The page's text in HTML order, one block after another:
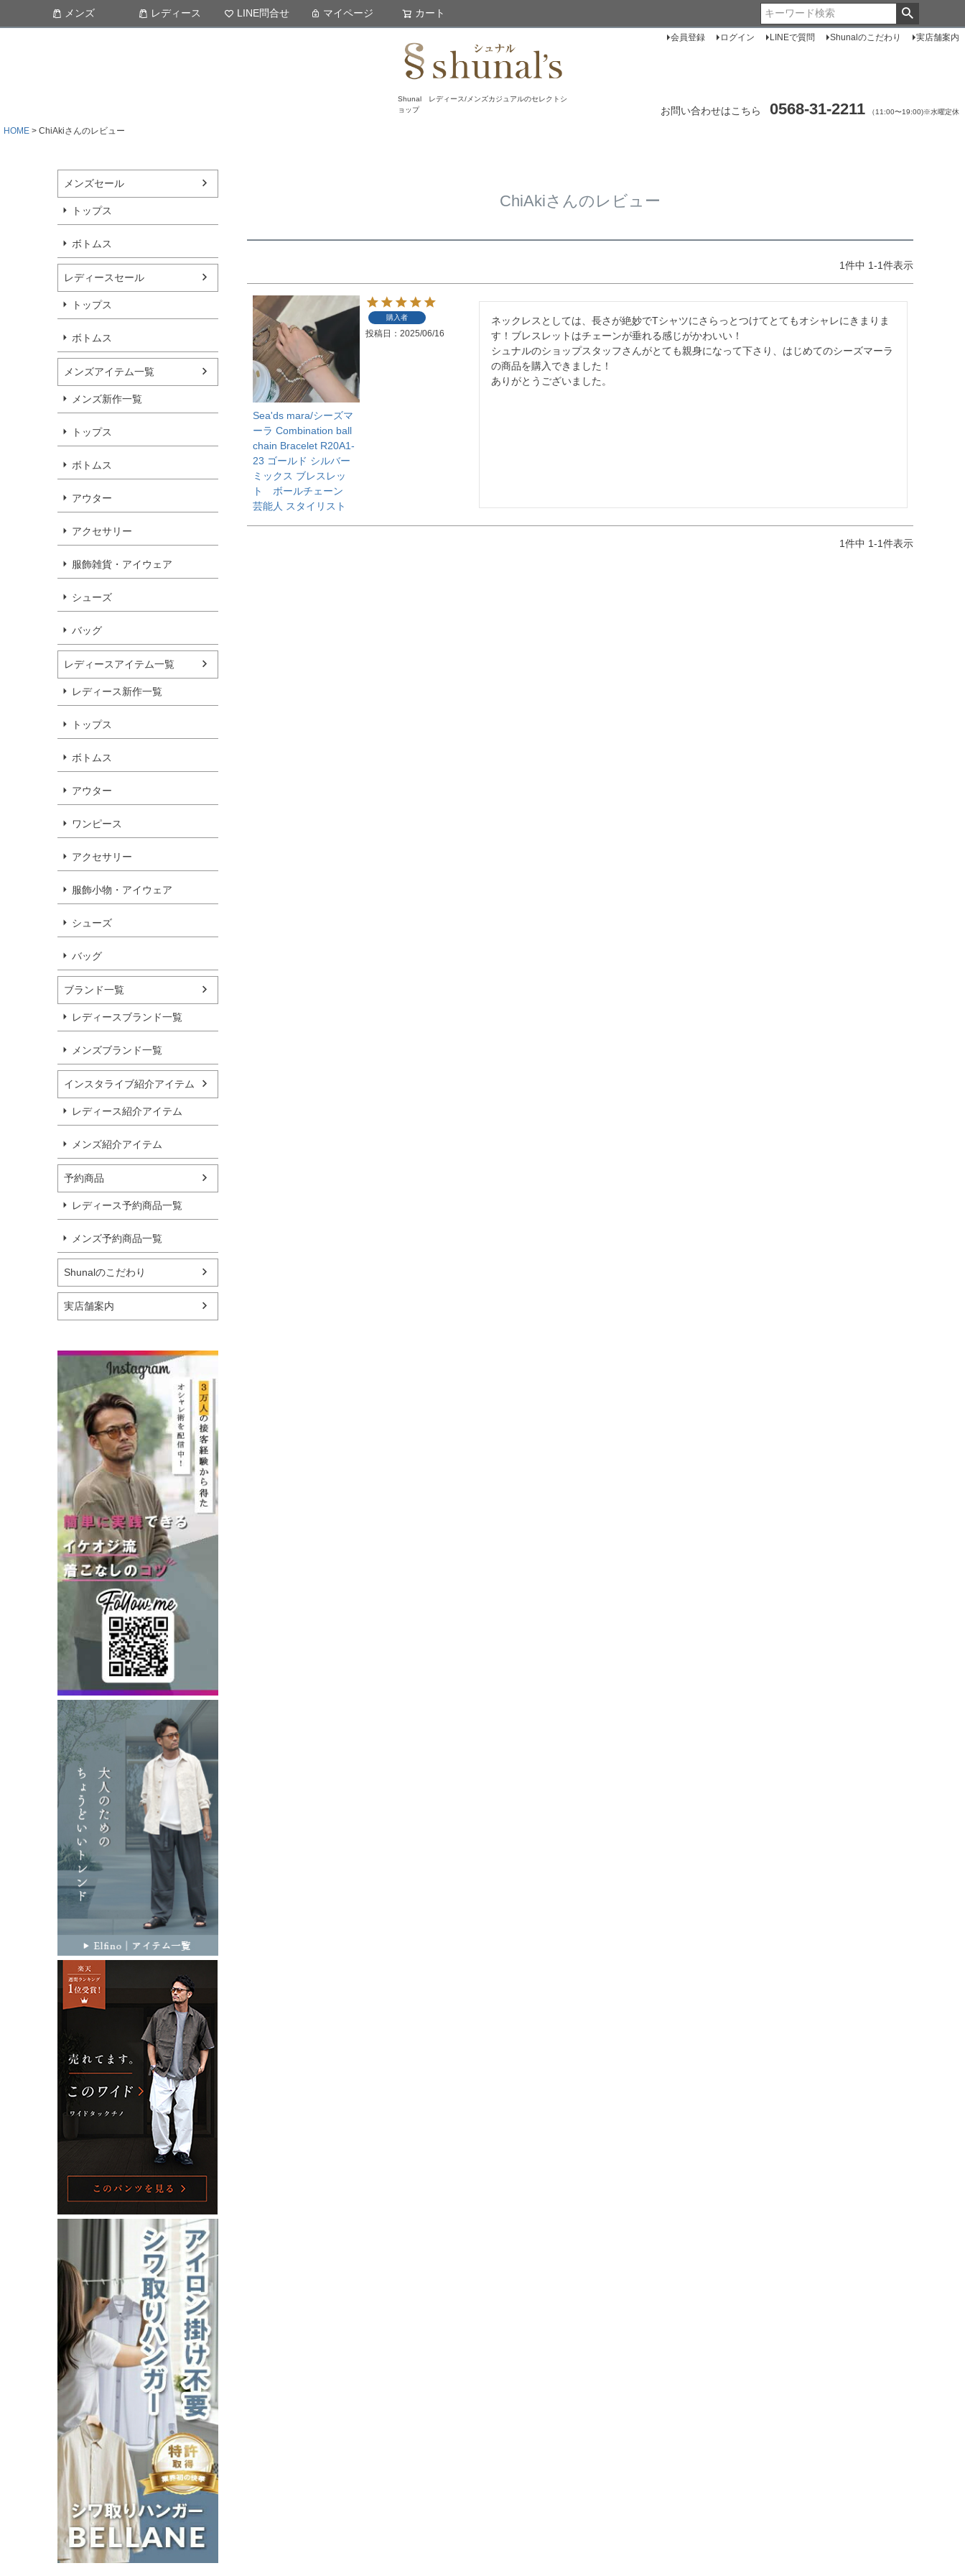
Shunal レディース/メンズカジュアルのセレクトシ
ョップ
会員登録 ログイン LINEで質問 Shunalのこだわり 実店舗案内
お問い合わせはこちら 0568-31-2211 （11:00〜19:00)※水曜定休
メンズ レディース LINE問合せ マイページ カート
HOME ChiAkiさんのレビュー
メンズセール
トップス
ボトムス
レディースセール
トップス
ボトムス
メンズアイテム一覧
メンズ新作一覧
トップス
ボトムス
アウター
アクセサリー
服飾雑貨・アイウェア
シューズ
バッグ
レディースアイテム一覧
レディース新作一覧
トップス
ボトムス
アウター
ワンピース
アクセサリー
服飾小物・アイウェア
シューズ
バッグ
ブランド一覧
レディースブランド一覧
メンズブランド一覧
インスタライブ紹介アイテム
レディース紹介アイテム
メンズ紹介アイテム
予約商品
レディース予約商品一覧
メンズ予約商品一覧
Shunalのこだわり
実店舗案内
ChiAkiさんのレビュー
1件中 1-1件表示
Sea'ds mara/シーズマ
ーラ Combination ball
chain Bracelet R20A1-
23 ゴールド シルバー
ミックス ブレスレッ
ト ボールチェーン
芸能人 スタイリスト
購入者
投稿日 2025/06/16
ネックレスとしては、長さが絶妙でTシャツにさらっとつけてとてもオシャレにきまりま
す！ブレスレットはチェーンが垂れる感じがかわいい！
シュナルのショップスタッフさんがとても親身になって下さり、はじめてのシーズマーラ
の商品を購入できました！
ありがとうございました。
1件中 1-1件表示